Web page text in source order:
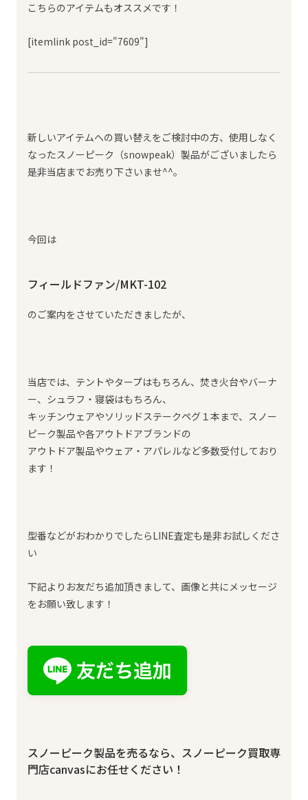
こちらのアイテムもオススメです！
[itemlink post_id="7609"]
新しいアイテムへの買い替えをご検討中の方、使用しなく
なったスノーピーク（snowpeak）製品がございましたら
是非当店までお売り下さいませ^^。
今回は
フィールドファン/MKT-102
のご案内をさせていただきましたが、
当店では、テントやタープはもちろん、焚き火台やバーナ
ー、シュラフ・寝袋はもちろん、
キッチンウェアやソリッドステークペグ１本まで、スノー
ピーク製品や各アウトドアブランドの
アウトドア製品やウェア・アパレルなど多数受付しており
ます！
型番などがおわかりでしたらLINE査定も是非お試しくださ
い
下記よりお友だち追加頂きまして、画像と共にメッセージ
をお願い致します！
スノーピーク製品を売るなら、スノーピーク買取専
門店canvasにお任せください！